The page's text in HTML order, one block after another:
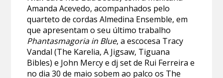
Amanda Acevedo, acompanhados pelo
quarteto de cordas Almedina Ensemble, em
que apresentam o seu último trabalho
Phantasmagoria in Blue, a escocesa Tracy
Vandal (The Karelia, A Jigsaw, Tiguana
Bibles) e John Mercy e dj set de Rui Ferreira e
no dia 30 de maio sobem ao palco os The